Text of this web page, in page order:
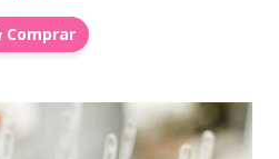
Comprar